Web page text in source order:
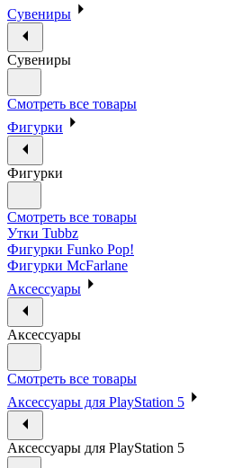
Сувениры
Сувениры
Смотреть все товары
Фигурки
Фигурки
Смотреть все товары
Утки Tubbz
Фигурки Funko Pop!
Фигурки McFarlane
Аксессуары
Аксессуары
Смотреть все товары
Аксессуары для PlayStation 5
Аксессуары для PlayStation 5